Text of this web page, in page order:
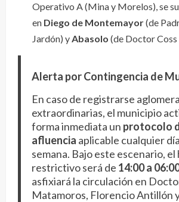
Operativo A (Mina y Morelos), se
en Diego de Montemayor(de
Jardón) yAbasolo (de Doctor
Alerta por Contingencia de
En caso de registrarse
extraordinarias, el municipio
forma inmediata un protocolo
afluencia aplicable cualquier
semana. Bajo este escenario,
restrictivo será de 14:00 a
asfixiará la circulación en
Matamoros, Florencio Antillón